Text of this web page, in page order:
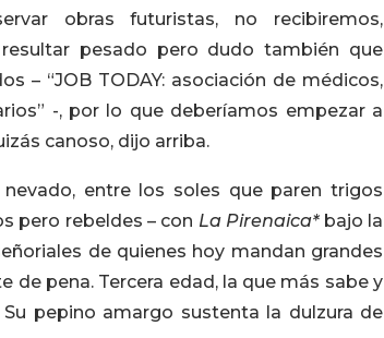
obras futuristas, no recibiremos,
pesado pero dudo también que
– “JOB TODAY: asociación de médicos,
-, por lo que deberíamos empezar a
canoso, dijo arriba.
entre los soles que paren trigos
pero rebeldes – con La Pirenaica*bajo la
de quienes hoy mandan grandes
pena. Tercera edad, la que más sabe y
pepino amargo sustenta la dulzura de